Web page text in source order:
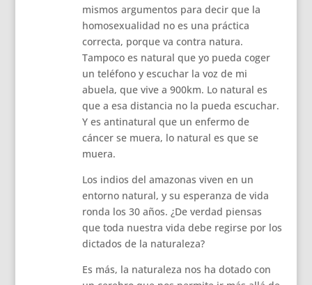
mismos argumentos para decir que la
homosexualidad no es una práctica
correcta, porque va contra natura.
Tampoco es natural que yo pueda coger
un teléfono y escuchar la voz de mi
abuela, que vive a 900km. Lo natural es
que a esa distancia no la pueda escuchar.
Y es antinatural que un enfermo de
cáncer se muera, lo natural es que se
muera.
Los indios del amazonas viven en un
entorno natural, y su esperanza de vida
ronda los 30 años. ¿De verdad piensas
que toda nuestra vida debe regirse por los
dictados de la naturaleza?
Es más, la naturaleza nos ha dotado con